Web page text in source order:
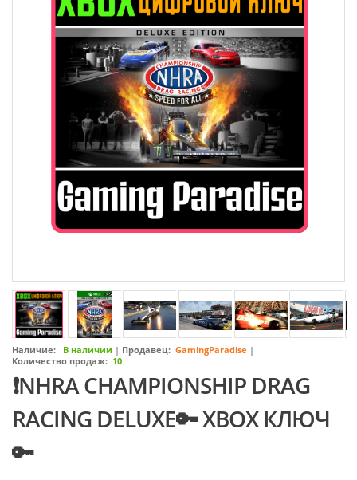
Наличие: В наличии | Продавец: GamingParadise |
Количество продаж: 10
❗NHRA CHAMPIONSHIP DRAG
RACING DELUXE🔑 XBOX КЛЮЧ
🔑